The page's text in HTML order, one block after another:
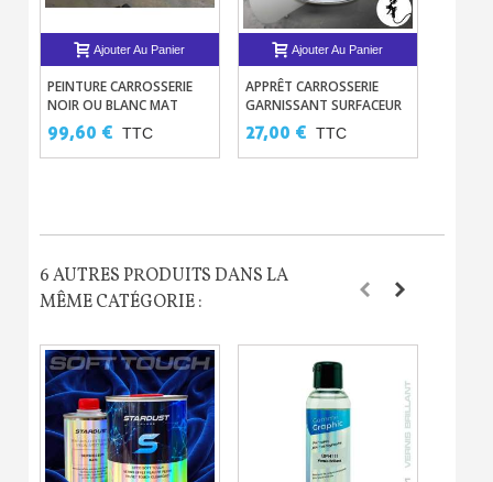
Ajouter Au Panier
PEINTURE CARROSSERIE
NOIR OU BLANC MAT
99,60 € TTC
Ajouter Au Panier
APPRÊT CARROSSERIE
GARNISSANT SURFACEUR
P410
27,00 € TTC
6 AUTRES PRODUITS DANS LA
MÊME CATÉGORIE :